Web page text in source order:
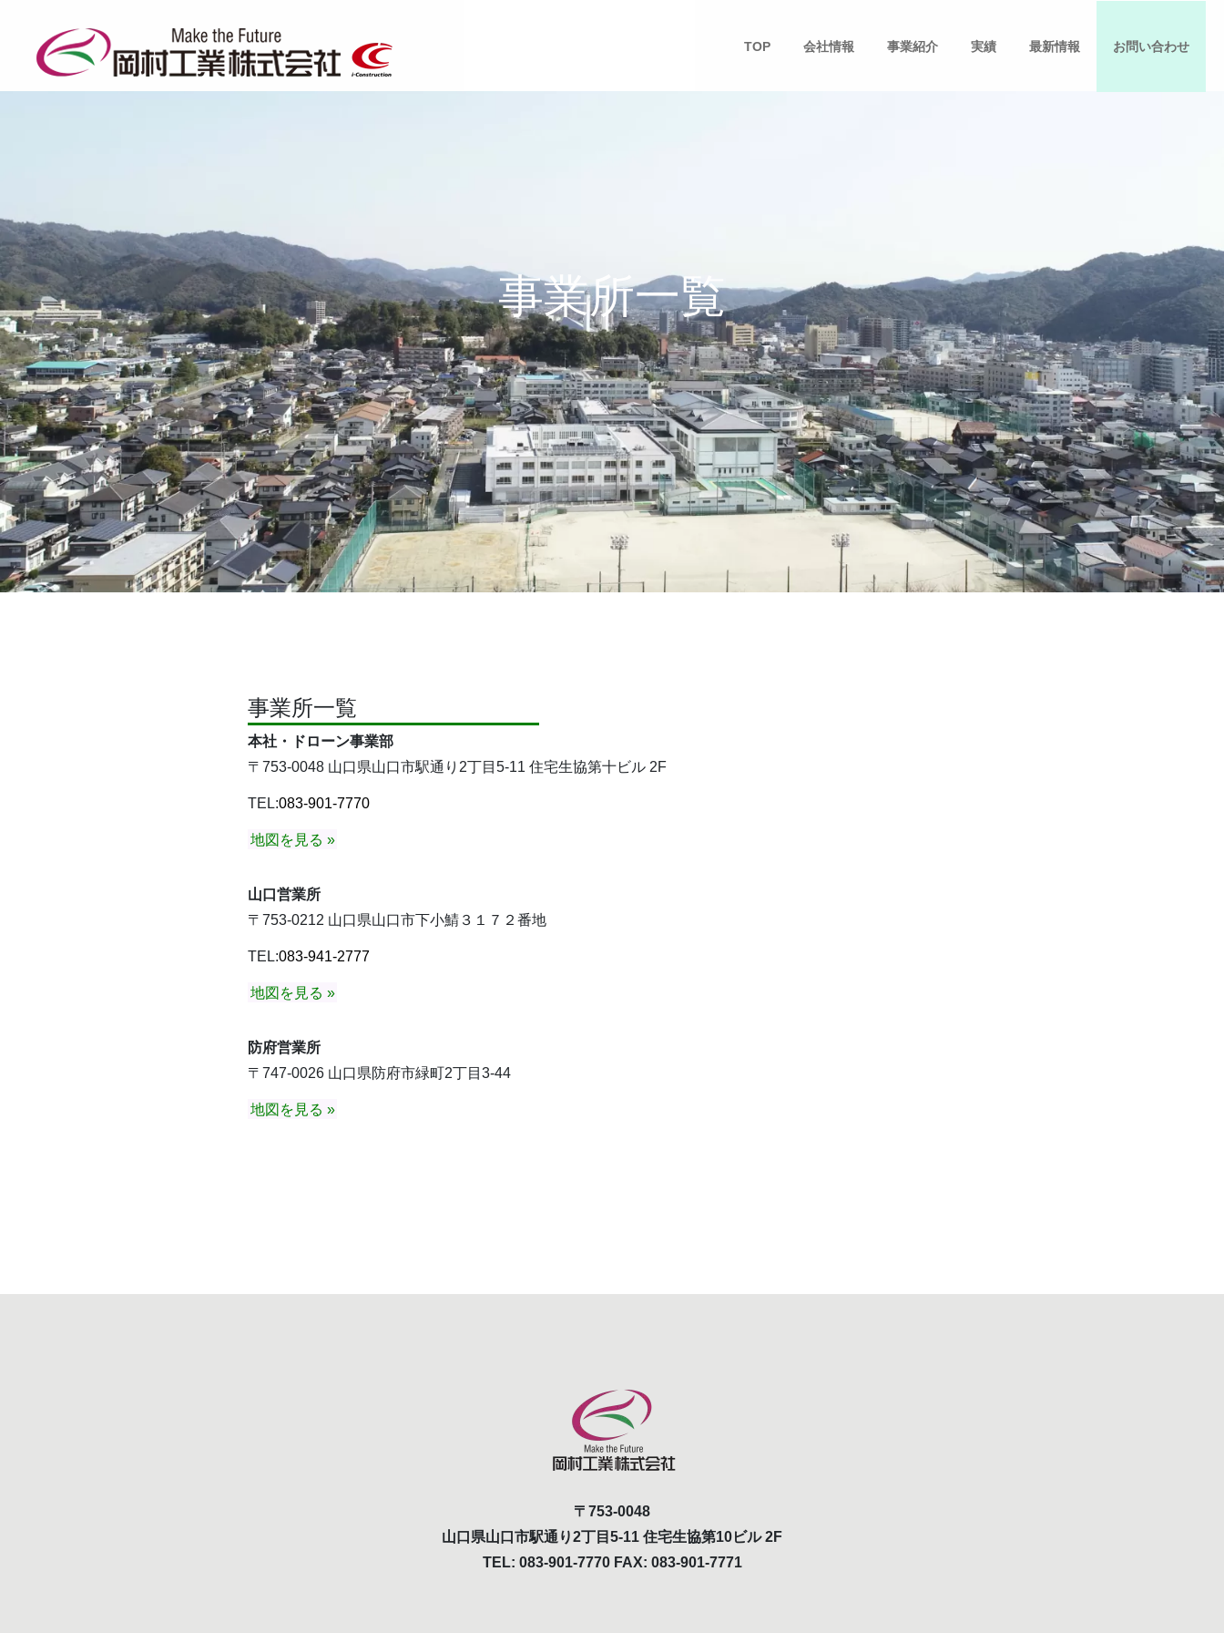
TOP 会社情報 事業紹介 実績 最新情報 お問い合わせ
事業所一覧
事業所一覧
本社・ドローン事業部
〒753-0048 山口県山口市駅通り2丁目5-11 住宅生協第十ビル 2F
TEL:083-901-7770
地図を見る »
山口営業所
〒753-0212 山口県山口市下小鯖３１７２番地
TEL:083-941-2777
地図を見る »
防府営業所
〒747-0026 山口県防府市緑町2丁目3-44
地図を見る »
〒753-0048
山口県山口市駅通り2丁目5-11 住宅生協第10ビル 2F
TEL: 083-901-7770 FAX: 083-901-7771